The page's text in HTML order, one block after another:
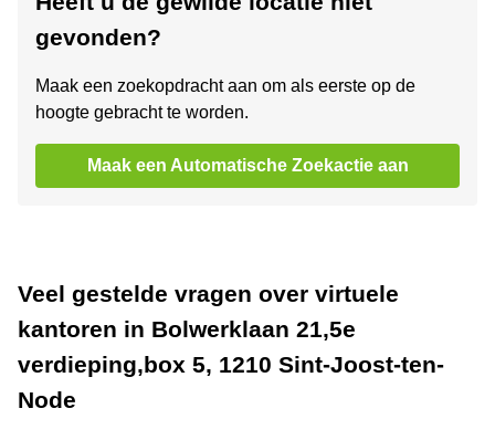
gevonden?
Maak een zoekopdracht aan om als eerste op de
hoogte gebracht te worden.
Maak een Automatische Zoekactie aan
Veel gestelde vragen over virtuele
kantoren in Bolwerklaan 21,5e
verdieping,box 5, 1210 Sint-Joost-ten-
Node